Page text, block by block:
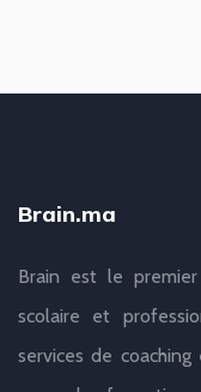
Brain.ma
Brain est le
scolaire et
services de